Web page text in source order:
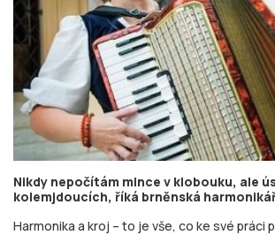
Nikdy nepočítám mince v klobouku, ale
kolemjdoucích, říká brněnská
Harmonika a kroj – to je vše, co ke své práci